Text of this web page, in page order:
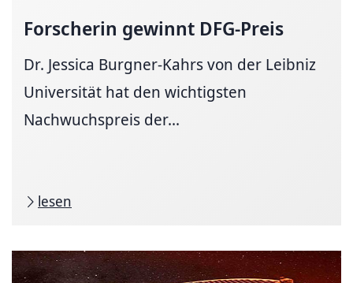
Forscherin gewinnt DFG-Preis
Dr. Jessica Burgner-Kahrs von der Leibniz
Universität hat den wichtigsten
Nachwuchspreis der...
lesen